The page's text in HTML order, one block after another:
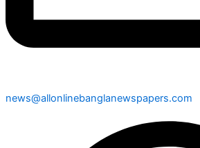
news@allonlinebanglanewspapers.com